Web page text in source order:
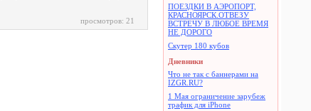
просмотров: 21
ПОЕЗДКИ В АЭРОПОРТ,
КРАСНОЯРСК.ОТВЕЗУ
ВСТРЕЧУ В ЛЮБОЕ ВРЕМЯ
НЕ ДОРОГО
Скутер 180 кубов
Дневники
Что не так с баннерами на
IZGR.RU?
1 Мая ограничение зарубеж
трафик для iPhone